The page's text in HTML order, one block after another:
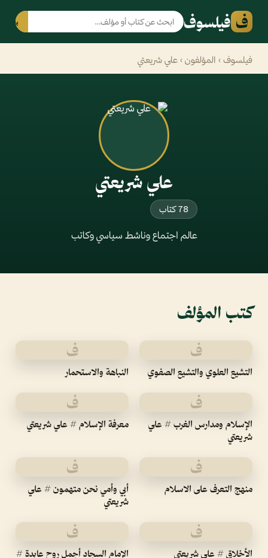
ف فيلسوف بحث
فيلسوف › المؤلفون › علي شريعتي
علي شريعتي
78 كتاب
عالم اجتماع وناشط سياسي وكاتب
كتب المؤلف
ف
التشيع العلوي والتشيع الصفوي
ف
النباهة والاستحمار
ف
الإسلام ومدارس الغرب # علي
شريعتي
ف
معرفة الإسلام # علي شريعتي
ف
منهج التعرف على الاسلام
ف
أبي وأمي نحن متهمون # علي
شريعتي
ف
الأخلاق # علي شريعتي
ف
الإمام السجاد أجمل روح عابدة #